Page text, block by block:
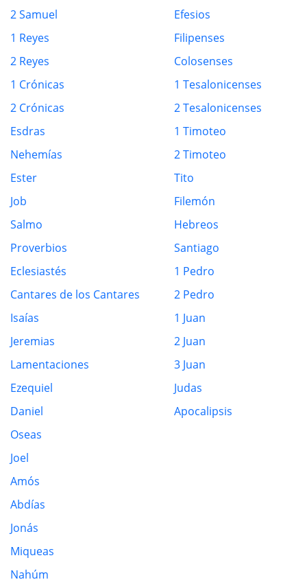
2 Samuel
1 Reyes
2 Reyes
1 Crónicas
2 Crónicas
Esdras
Nehemías
Ester
Job
Salmo
Proverbios
Eclesiastés
Cantares de los Cantares
Isaías
Jeremias
Lamentaciones
Ezequiel
Daniel
Oseas
Joel
Amós
Abdías
Jonás
Miqueas
Nahúm
Efesios
Filipenses
Colosenses
1 Tesalonicenses
2 Tesalonicenses
1 Timoteo
2 Timoteo
Tito
Filemón
Hebreos
Santiago
1 Pedro
2 Pedro
1 Juan
2 Juan
3 Juan
Judas
Apocalipsis